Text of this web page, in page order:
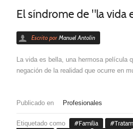
El síndrome de "la vida
Escrito por Manuel Antolín
La vida es bella, una hermosa película
negación de la realidad que ocurre en
Publicado en Profesionales
Etiquetado como Familia